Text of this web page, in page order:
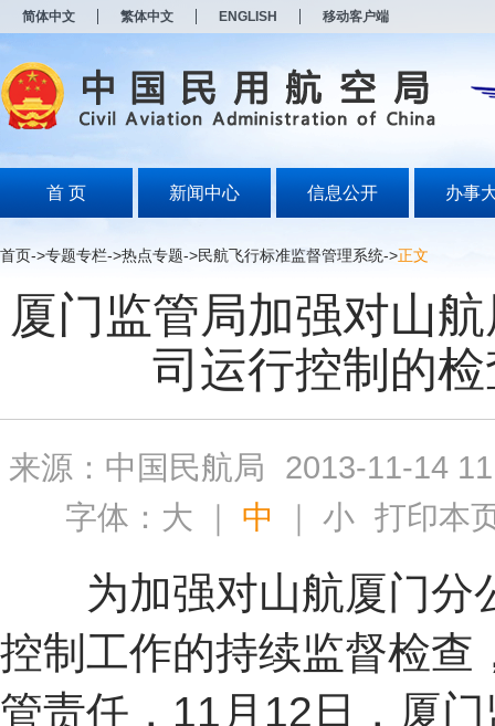
简体中文 繁体中文 ENGLISH 移动客户端
首 页 新闻中心 信息公开 办事
首页->专题专栏->热点专题->民航飞行标准监督管理系统->正文
厦门监管局加强对山
司运行控制的
来源：中国民航局
2013-11-14
字体： 大 ｜ 中 ｜小 打印本
为加强对山航厦门分
控制工作的持续监督检查
管责任，11月12日，厦
打
开
无
障
说
按
Alt
盲
式